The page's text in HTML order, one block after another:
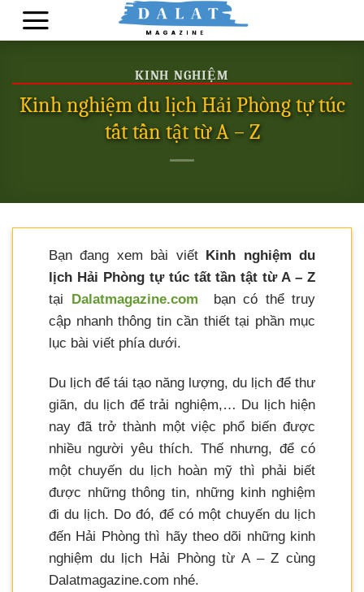
Skip
KINH NGHIỆM
Kinh nghiệm du lịch Hải Phòng tự túc
tất tần tật từ A – Z
Bạn đang xem bài viết Kinh nghiệm du
lịch Hải Phòng tự túc tất tần tật từ A – Z
tại Dalatmagazine.com
bạn có thể truy
cập nhanh thông tin cần thiết tại phần mục
lục bài viết phía dưới.
Du lịch để tái tạo năng lượng, du lịch để thư
giãn, du lịch để trải nghiệm,… Du lịch hiện
nay đã trở thành một việc phổ biến được
nhiều người yêu thích. Thế nhưng, để có
một chuyến du lịch hoàn mỹ thì phải biết
được những thông tin, những kinh nghiệm
đi du lịch. Do đó, để có một chuyến du lịch
đến Hải Phòng thì hãy theo dõi những kinh
nghiệm du lịch Hải Phòng từ A – Z cùng
Dalatmagazine.com nhé.